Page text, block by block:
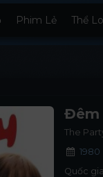
Phim Lẻ Thể
Đêm
The
1980
Quốc